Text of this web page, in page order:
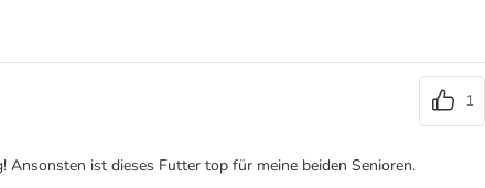
1
ist dieses Futter top für meine beiden Senioren.